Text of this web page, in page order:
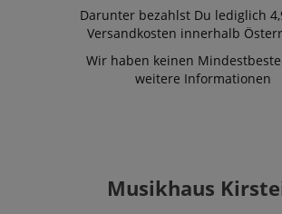
Darunter bezahlst Du lediglich
Versandkosten innerhalb
Wir haben keinen
weitere Informationen
Musikhaus